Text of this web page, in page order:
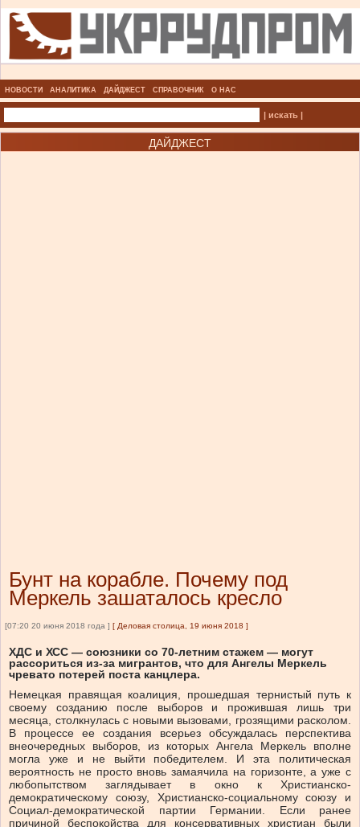
НОВОСТИ АНАЛИТИКА ДАЙДЖЕСТ СПРАВОЧНИК О НАС
| искать |
ДАЙДЖЕСТ
Бунт на корабле. Почему под
Меркель зашаталось кресло
[07:20 20 июня 2018 года ] [ Деловая столица, 19 июня 2018 ]
ХДС и ХСС — союзники со 70-летним стажем — могут
рассориться из-за мигрантов, что для Ангелы Меркель
чревато потерей поста канцлера.
Немецкая правящая коалиция, прошедшая тернистый путь к
своему созданию после выборов и прожившая лишь три
месяца, столкнулась с новыми вызовами, грозящими расколом.
В процессе ее создания всерьез обсуждалась перспектива
внеочередных выборов, из которых Ангела Меркель вполне
могла уже и не выйти победителем. И эта политическая
вероятность не просто вновь замаячила на горизонте, а уже с
любопытством заглядывает в окно к Христианско-
демократическому союзу, Христианско-социальному союзу и
Социал-демократической партии Германии. Если ранее
причиной беспокойства для консервативных христиан были